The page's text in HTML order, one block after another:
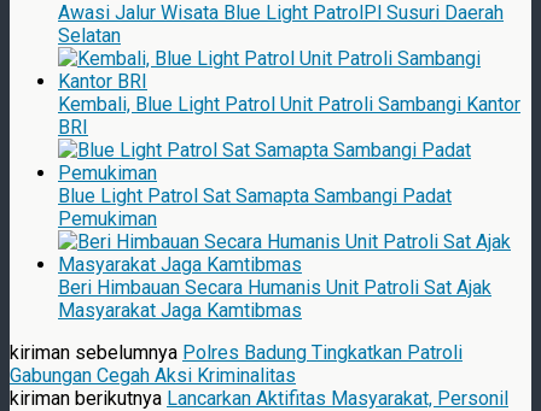
Awasi Jalur Wisata Blue Light PatrolPl Susuri Daerah
Selatan
Kembali, Blue Light Patrol Unit Patroli Sambangi Kantor
BRI
Blue Light Patrol Sat Samapta Sambangi Padat
Pemukiman
Beri Himbauan Secara Humanis Unit Patroli Sat Ajak
Masyarakat Jaga Kamtibmas
kiriman sebelumnya Polres Badung Tingkatkan Patroli
Gabungan Cegah Aksi Kriminalitas
kiriman berikutnya Lancarkan Aktifitas Masyarakat, Personil